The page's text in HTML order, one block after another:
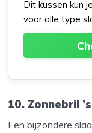
Dit kussen kun
voor alle type
10. Zonnebril
Een bijzondere